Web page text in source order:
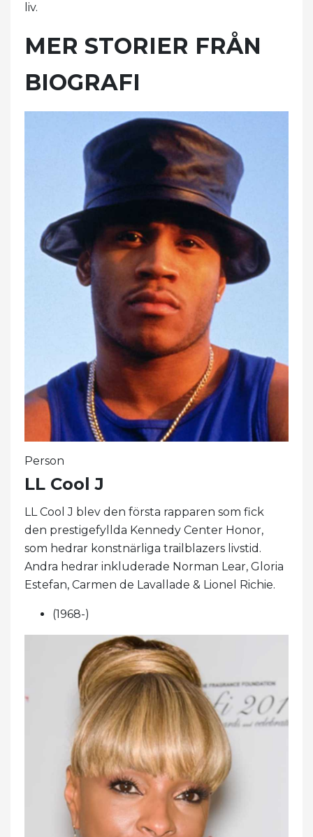
liv.
MER STORIER FRÅN
BIOGRAFI
Person
LL Cool J
LL Cool J blev den första rapparen som fick
den prestigefyllda Kennedy Center Honor,
som hedrar konstnärliga trailblazers livstid.
Andra hedrar inkluderade Norman Lear, Gloria
Estefan, Carmen de Lavallade & Lionel Richie.
(1968-)